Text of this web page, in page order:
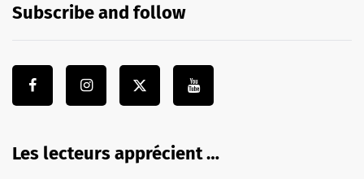
Subscribe and follow
Les lecteurs apprécient …